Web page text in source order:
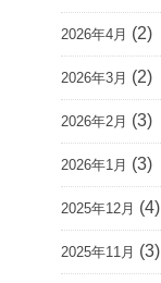
2026年4月 (2)
2026年3月 (2)
2026年2月 (3)
2026年1月 (3)
2025年12月 (4)
2025年11月 (3)